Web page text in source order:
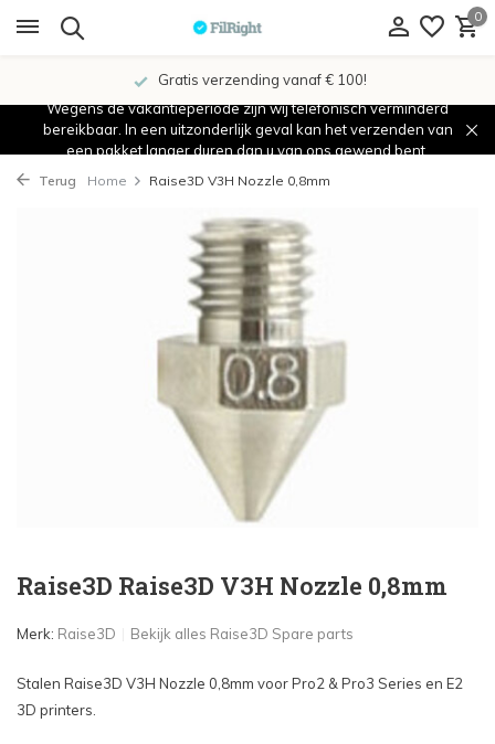
0
Gratis verzending vanaf € 100!
Wegens de vakantieperiode zijn wij telefonisch verminderd
bereikbaar. In een uitzonderlijk geval kan het verzenden van
een pakket langer duren dan u van ons gewend bent.
Terug Home Raise3D V3H Nozzle 0,8mm
Raise3D Raise3D V3H Nozzle 0,8mm
Merk: Raise3D Bekijk alles Raise3D Spare parts
Stalen Raise3D V3H Nozzle 0,8mm voor Pro2 & Pro3 Series en E2
3D printers.